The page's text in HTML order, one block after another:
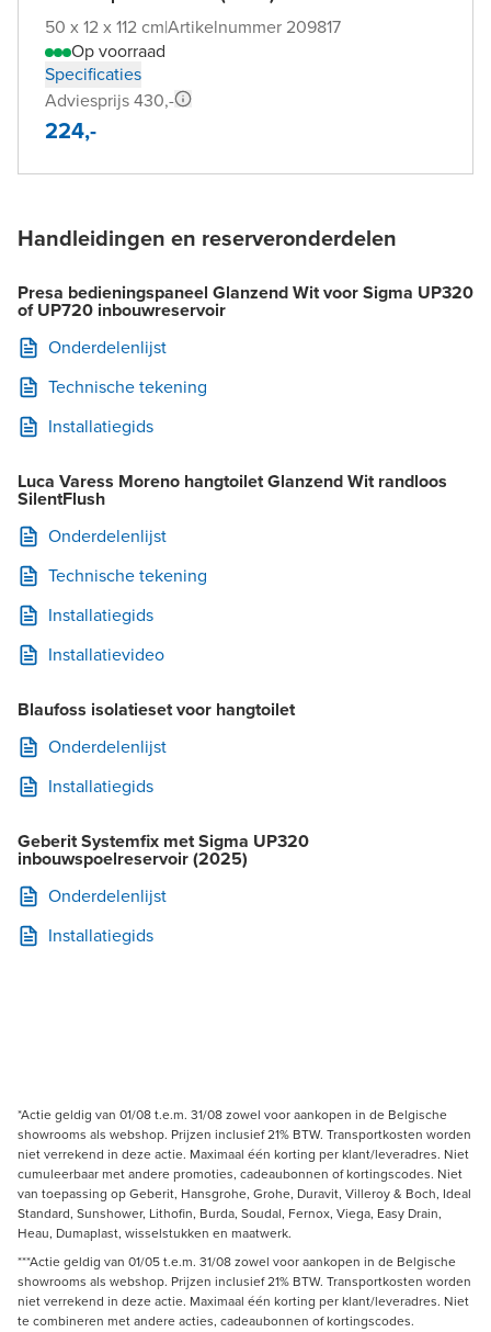
50 x 12 x 112 cm|Artikelnummer 209817
Op voorraad
Specificaties
Adviesprijs 430,-
224,-
Handleidingen en reserveronderdelen
Presa bedieningspaneel Glanzend Wit voor Sigma UP320
of UP720 inbouwreservoir
Onderdelenlijst
Technische tekening
Installatiegids
Luca Varess Moreno hangtoilet Glanzend Wit randloos
SilentFlush
Onderdelenlijst
Technische tekening
Installatiegids
Installatievideo
Blaufoss isolatieset voor hangtoilet
Onderdelenlijst
Installatiegids
Geberit Systemfix met Sigma UP320
inbouwspoelreservoir (2025)
Onderdelenlijst
Installatiegids
*Actie geldig van 01/08 t.e.m. 31/08 zowel voor aankopen in de Belgische
showrooms als webshop. Prijzen inclusief 21% BTW. Transportkosten worden
niet verrekend in deze actie. Maximaal één korting per klant/leveradres. Niet
cumuleerbaar met andere promoties, cadeaubonnen of kortingscodes. Niet
van toepassing op Geberit, Hansgrohe, Grohe, Duravit, Villeroy & Boch, Ideal
Standard, Sunshower, Lithofin, Burda, Soudal, Fernox, Viega, Easy Drain,
Heau, Dumaplast, wisselstukken en maatwerk.
***Actie geldig van 01/05 t.e.m. 31/08 zowel voor aankopen in de Belgische
showrooms als webshop. Prijzen inclusief 21% BTW. Transportkosten worden
niet verrekend in deze actie. Maximaal één korting per klant/leveradres. Niet
te combineren met andere acties, cadeaubonnen of kortingscodes.